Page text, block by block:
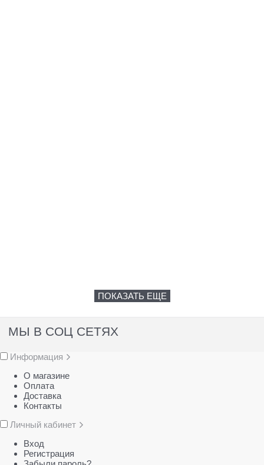
ПОКАЗАТЬ ЕЩЕ
МЫ В СОЦ СЕТЯХ
Информация
О магазине
Оплата
Доставка
Контакты
Личный кабинет
Вход
Регистрация